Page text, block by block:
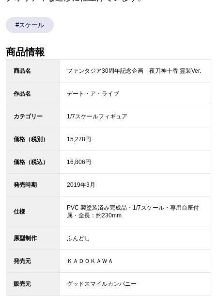
#スケール
商品情報
商品名 ファンタジア30周年記念企画 夜刀神十香 霊装Ver.
作品名 デート・ア・ライブ
カテゴリー 1/7スケールフィギュア
価格（税別） 15,278円
価格（税込） 16,806円
発売時期 2019年3月
仕様
PVC 製塗装済み完成品・1/7スケール・専用台座付
属・全長：約230mm
原型制作 ふんどし
発売元 ＫＡＤＯＫＡＷＡ
販売元 グッドスマイルカンパニー